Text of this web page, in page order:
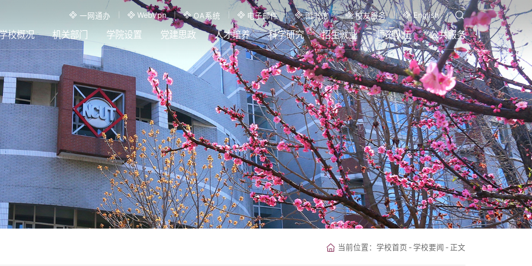
一网通办 WebVpn OA系统 电子邮件 图书馆 校友服务 English
校概况 机关部门 学院设置 党建思政 人才培养 科学研究 招生就业 师资队伍 公共服务
当前位置： 学校首页 - 学校要闻 - 正文